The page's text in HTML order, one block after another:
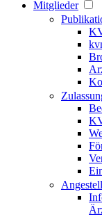
Mitglieder